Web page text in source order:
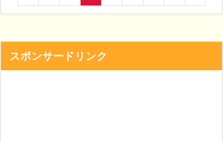
スポンサードリンク